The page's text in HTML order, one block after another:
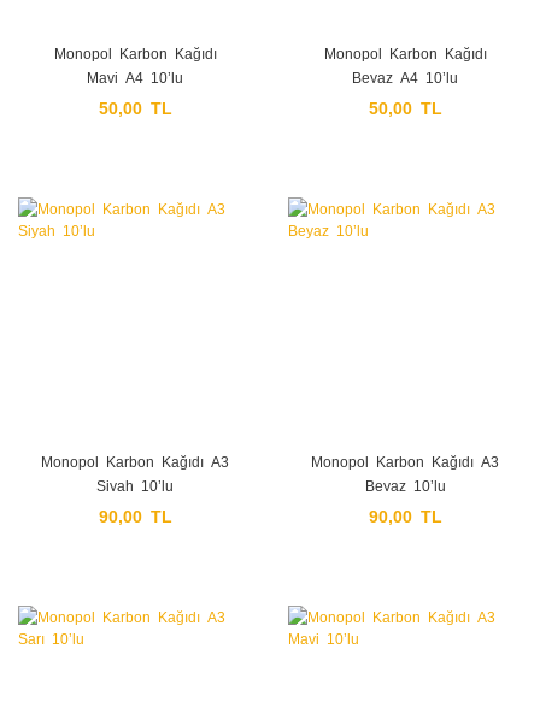
Monopol Karbon Kağıdı
Mavi A4 10’lu
50,00 TL
Monopol Karbon Kağıdı
Beyaz A4 10’lu
50,00 TL
Monopol Karbon Kağıdı A3
Siyah 10’lu
90,00 TL
Monopol Karbon Kağıdı A3
Beyaz 10’lu
90,00 TL